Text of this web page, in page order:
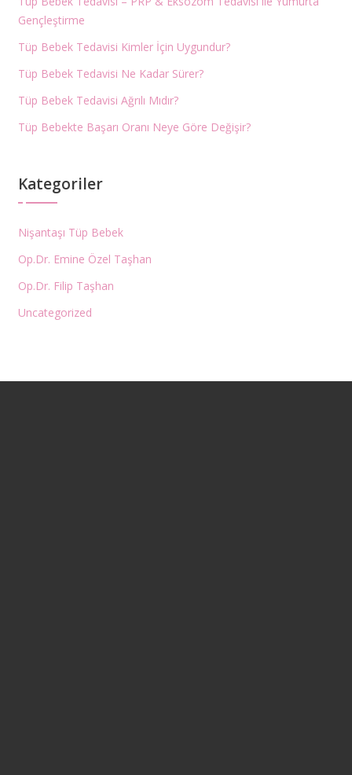
Gençleştirme
Tüp Bebek Tedavisi Kimler İçin Uygundur?
Tüp Bebek Tedavisi Ne Kadar Sürer?
Tüp Bebek Tedavisi Ağrılı Mıdır?
Tüp Bebekte Başarı Oranı Neye Göre Değişir?
Kategoriler
Nişantaşı Tüp Bebek
Op.Dr. Emine Özel Taşhan
Op.Dr. Filip Taşhan
Uncategorized